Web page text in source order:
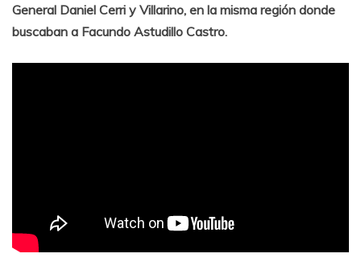
General Daniel Cerri y Villarino, en la misma región donde
buscaban a Facundo Astudillo Castro.